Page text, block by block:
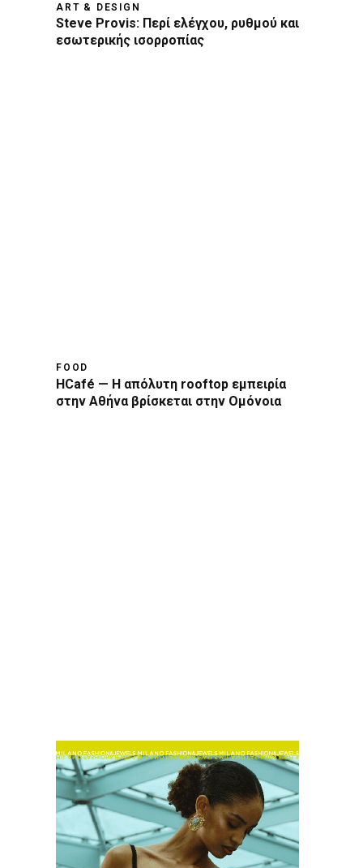
ART & DESIGN
Steve Provis: Περί ελέγχου, ρυθμού και
εσωτερικής ισορροπίας
FOOD
HCafé — Η απόλυτη rooftop εμπειρία
στην Αθήνα βρίσκεται στην Ομόνοια